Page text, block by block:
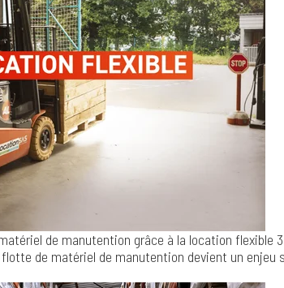
de manutention grâce à la location flexible
de matériel de manutention devient un enjeu